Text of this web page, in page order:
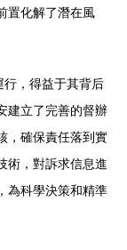
置化解了潛在風
行，得益于其背后
建立了完善的督辦
，確保責任落到實
術，對訴求信息進
為科學決策和精準